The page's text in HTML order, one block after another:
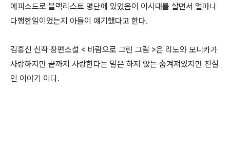
에피소드로 블랙리스트 명단에 있었음이 이시대를 살면서 얼마나
다행한일이었는지 아들이 얘기했다고 한다.
김홍신 신작 장편소설 < 바람으로 그린 그림 >은 리노와 모니카가
사랑하지만 끝까지 사랑한다는 말은 하지 않는 숨겨져있지만 진실
인 이야기 이다.